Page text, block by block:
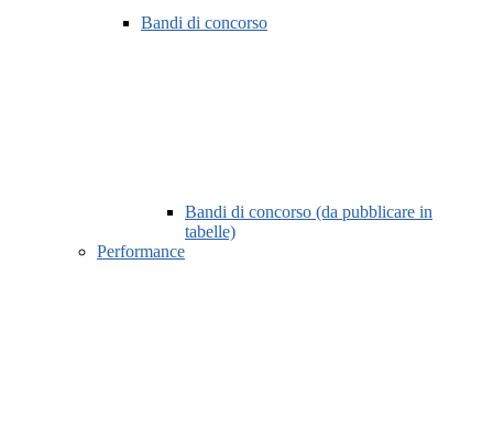
Bandi di concorso
Bandi di concorso (da pubblicare in
tabelle)
Performance